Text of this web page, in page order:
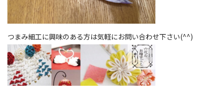
つまみ細工に興味のある方は気軽にお問い合わせ下さい(^^)